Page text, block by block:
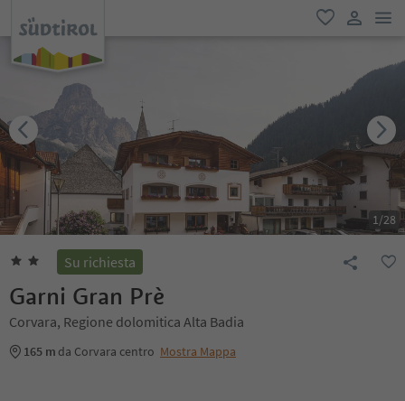
favoriti
1/28
Su richiesta
Garni Gran Prè
Corvara, Regione dolomitica Alta Badia
165 m da Corvara centro Mostra Mappa